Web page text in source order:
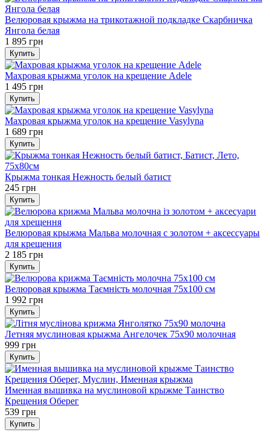
Велюровая крыжма на трикотажной подкладке Скарбничка
Янгола белая
1 895 грн
Купить
Махровая крыжма уголок на крещение Adele
1 495 грн
Купить
Махровая крыжма уголок на крещение Vasylyna
1 689 грн
Купить
Крыжма тонкая Нежность белый батист
245 грн
Купить
Велюровая крыжма Мальва молочная с золотом + аксессуары
для крещения
2 185 грн
Купить
Велюровая крыжма Таємність молочная 75х100 см
1 992 грн
Купить
Летняя муслиновая крыжма Ангелочек 75х90 молочная
999 грн
Купить
Именная вышивка на муслиновой крыжме Таинство
Крещения Оберег
539 грн
Купить